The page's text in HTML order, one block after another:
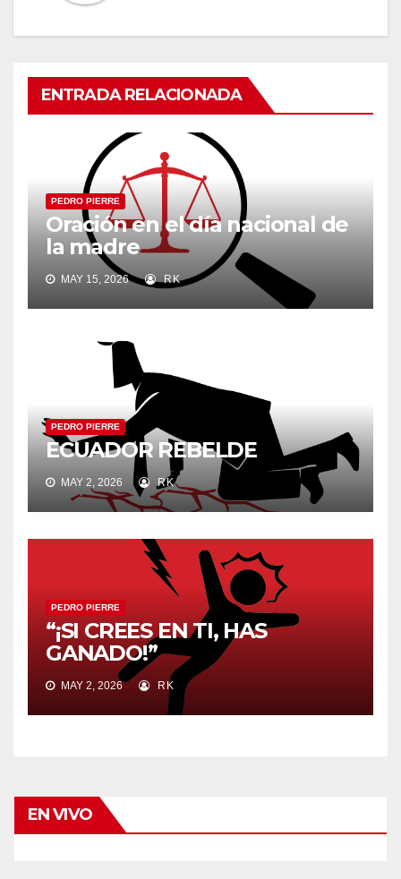
ENTRADA RELACIONADA
PEDRO PIERRE
Oración en el día nacional de
la madre
MAY 15, 2026 RK
PEDRO PIERRE
ECUADOR REBELDE
MAY 2, 2026 RK
PEDRO PIERRE
“¡SI CREES EN TI, HAS
GANADO!”
MAY 2, 2026 RK
EN VIVO